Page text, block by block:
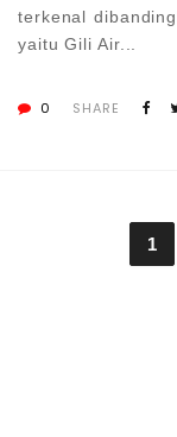
terkenal
yaitu Gili Air...
0 SHARE
1